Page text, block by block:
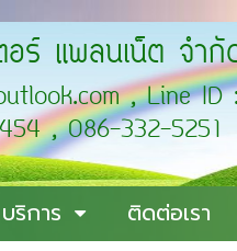
ร์ แพลนเน็ต จำกั
, 086-332-5251
บริการ ติดต่อเรา